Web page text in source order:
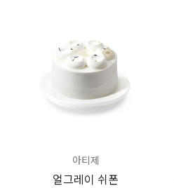
아티제
얼그레이 쉬폰